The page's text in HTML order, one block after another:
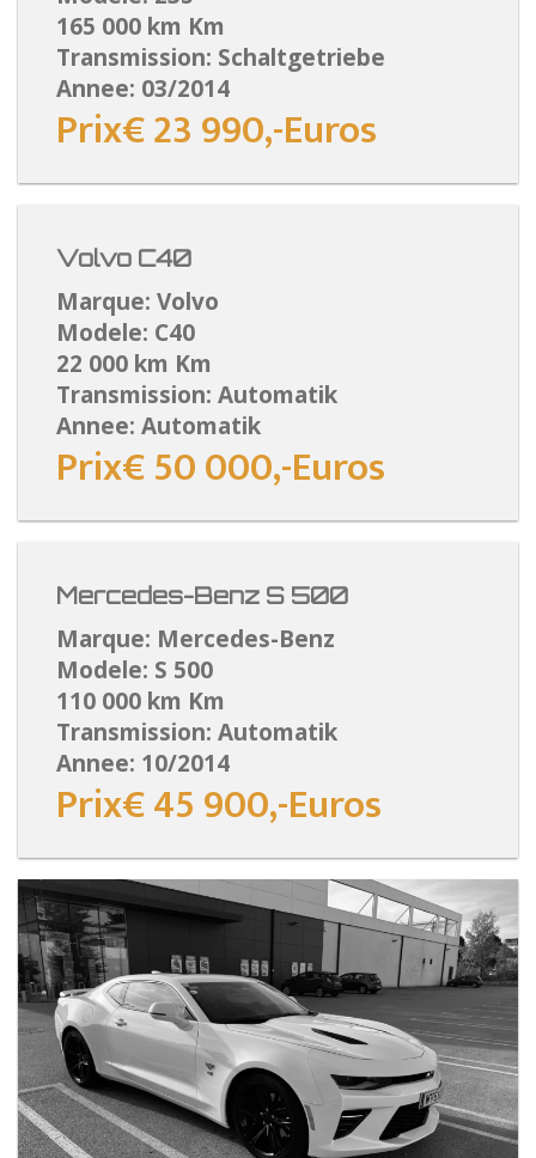
165 000 km Km
Transmission: Schaltgetriebe
Annee: 03/2014
Prix€ 23 990,-Euros
Volvo C40
Marque: Volvo
Modele: C40
22 000 km Km
Transmission: Automatik
Annee: Automatik
Prix€ 50 000,-Euros
Mercedes-Benz S 500
Marque: Mercedes-Benz
Modele: S 500
110 000 km Km
Transmission: Automatik
Annee: 10/2014
Prix€ 45 900,-Euros